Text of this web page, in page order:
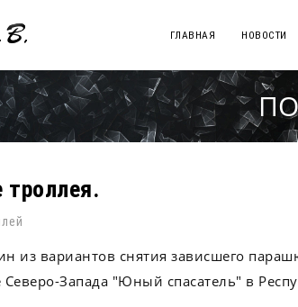
ГЛАВНАЯ НОВОСТИ
троллея.
из вариантов снятия зависшего
Запада "Юный спасатель" в